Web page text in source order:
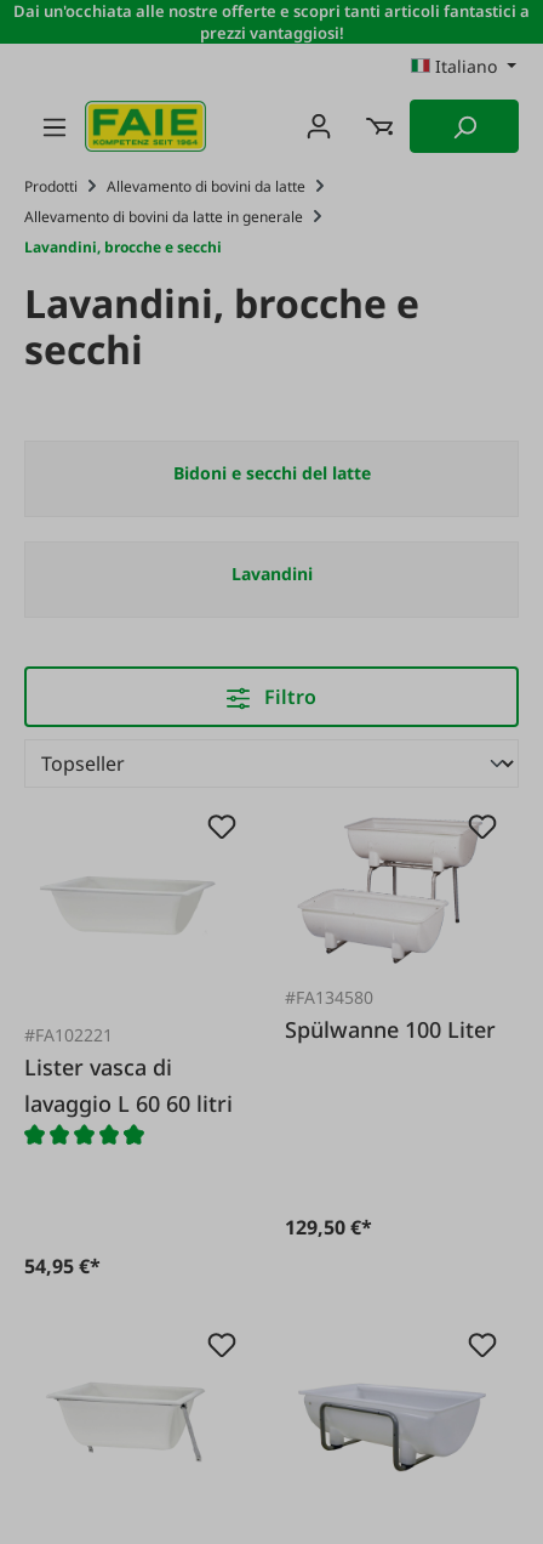
Passa al contenuto principale
Dai un'occhiata alle nostre offerte e scopri tanti articoli fantastici a
prezzi vantaggiosi!
Italiano
Prodotti
Allevamento di bovini da latte
Allevamento di bovini da latte in generale
Lavandini, brocche e secchi
Lavandini, brocche e
secchi
Bidoni e secchi del latte
Lavandini
Filtro
#FA102221
Lister vasca di
lavaggio L 60 60 litri
54,95 €*
#FA134580
Spülwanne 100 Liter
129,50 €*